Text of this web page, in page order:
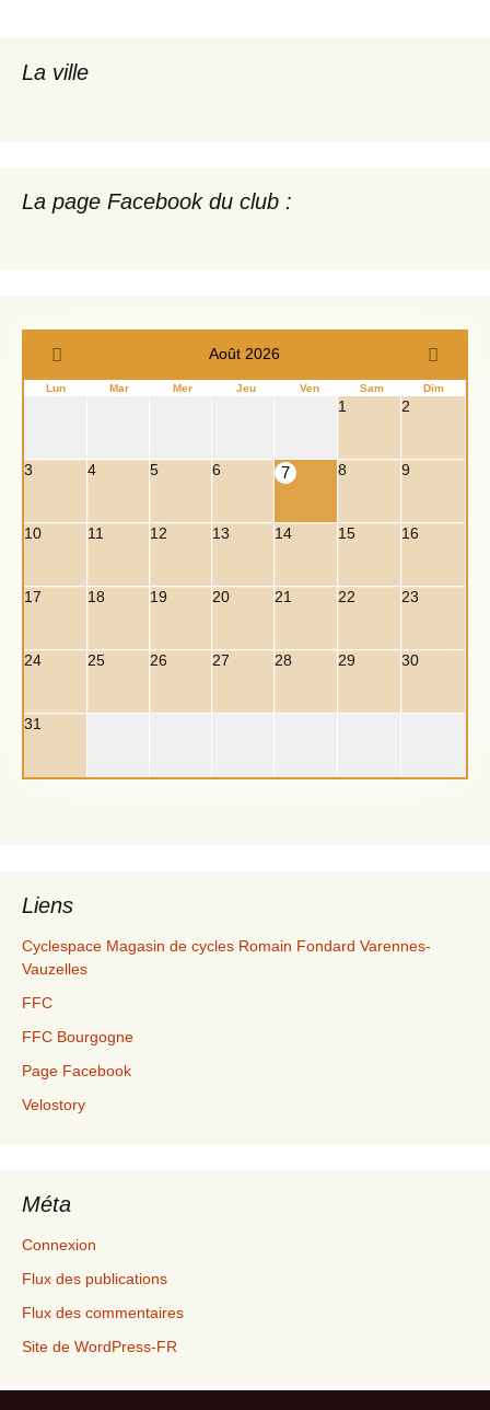
articles
La ville
La page Facebook du club :
Août 2026
Lun Mar Mer Jeu Ven Sam Dim
1 2
3 4 5 6 7 8 9
10 11 12 13 14 15 16
17 18 19 20 21 22 23
24 25 26 27 28 29 30
31
Liens
Cyclespace Magasin de cycles Romain Fondard Varennes-
Vauzelles
FFC
FFC Bourgogne
Page Facebook
Velostory
Méta
Connexion
Flux des publications
Flux des commentaires
Site de WordPress-FR